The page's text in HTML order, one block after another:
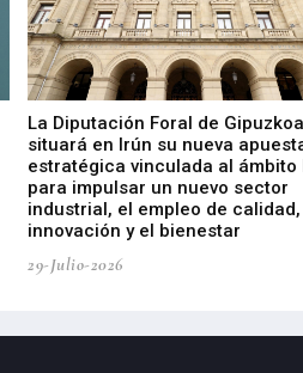
La Diputación Foral de Gipuzkoa
situará en Irún su nueva
estratégica vinculada al ámbito
para impulsar un nuevo sector
industrial, el empleo de calidad,
innovación y el bienestar
29-Julio-2026